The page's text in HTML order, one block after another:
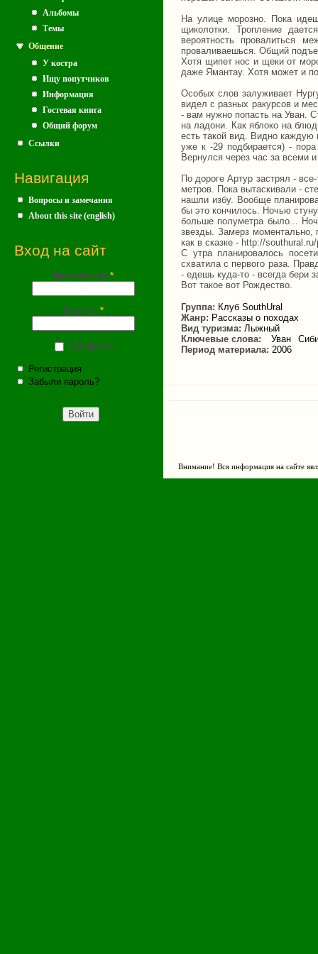
Альбомы
Темы
Общение
У костра
Ищу попутчиков
Информация
Гостевая книга
Общий форум
Ссылки
Навигация
Вопросы и замечания
About this site (english)
Вход на сайт
Имя (почта) *
Пароль *
Запомнить
Регистрация
Забыли пароль?
На улице морозно. Пока
щиколотки. Тропление
вероятность провалиться
проваливаешься. Общий
Хотя щипет нос и щеки от
даже Ямантау. Хотя может и
Особых слов залуживает
видел с разных ракурсов и
- вам нужно попасть на Уван.
на ладони. Как яблоко на
есть такой вид. Видно
уже к -29 подбирается) -
Вернулся через час за всеми
По дороге Артур застрял -
метров. Пока вытаскивали -
нашли избу. Вообще
бы это кончилось. Ночью
больше полуметра было...
звезды. Замерз
как в сказке - http://
С утра планировалось
схватила с первого раза.
- едешь куда-то - всегда бери
Вот такое вот Рождество.
Группа: Клуб SouthUral
Жанр: Рассказы о походах
Вид туризма: Лыжный
Ключевые слова:
Уван
Период материала: 2006
Внимание! Вся информация на сайте